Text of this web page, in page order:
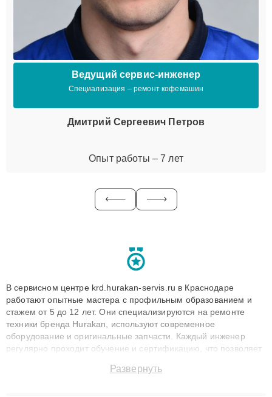
Ведущий сервис-инженер
Специализация – ремонт кофемашин
Дмитрий Сергеевич Петров
Опыт работы – 7 лет
В сервисном центре krd.hurakan-servis.ru в Краснодаре
работают опытные мастера с профильным образованием и
стажем от 5 до 12 лет. Они специализируются на ремонте
техники бренда Hurakan, используют современное
оборудование и оригинальные запчасти. Каждый инженер
регулярно проходит обучение и сертификацию, что позволяет
технику с сохранением гарантии до 3 лет. Наши мастера
Развернуть